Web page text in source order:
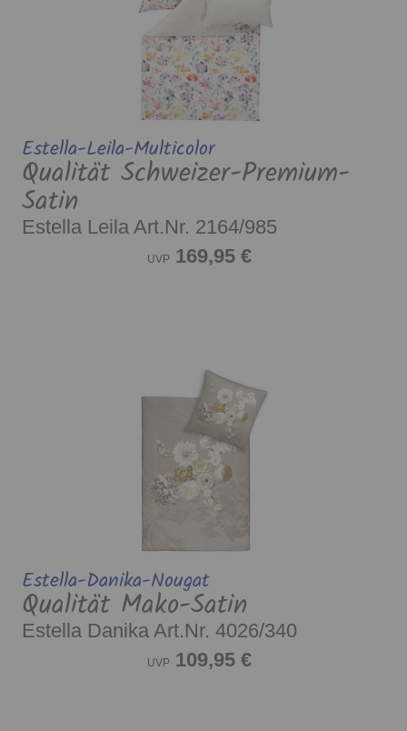
Estella-Leila-Multicolor
Qualität Schweizer-Premium-
Satin
Estella Leila Art.Nr. 2164/985
UVP 169,95 €
Estella-Danika-Nougat
Qualität Mako-Satin
Estella Danika Art.Nr. 4026/340
UVP 109,95 €